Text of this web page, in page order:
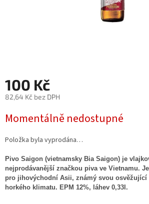
100 Kč
82,64 Kč bez DPH
cena:
Momentálně nedostupné
Položka byla vyprodána…
Pivo Saigon (vietnamsky Bia Saigon) je
nejprodávanější značkou piva ve Vietnamu.
pro jihovýchodní Asii, známý svou
horkého klimatu. EPM 12%, láhev 0,33l.